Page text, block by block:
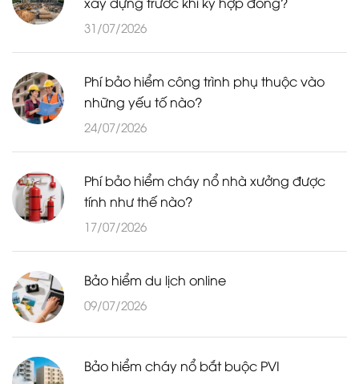
31/07/2026
Phí bảo hiểm công trình phụ thuộc vào
những yếu tố nào?
24/07/2026
Phí bảo hiểm cháy nổ nhà xưởng được
tính như thế nào?
17/07/2026
Bảo hiểm du lịch online
09/07/2026
Bảo hiểm cháy nổ bắt buộc PVI